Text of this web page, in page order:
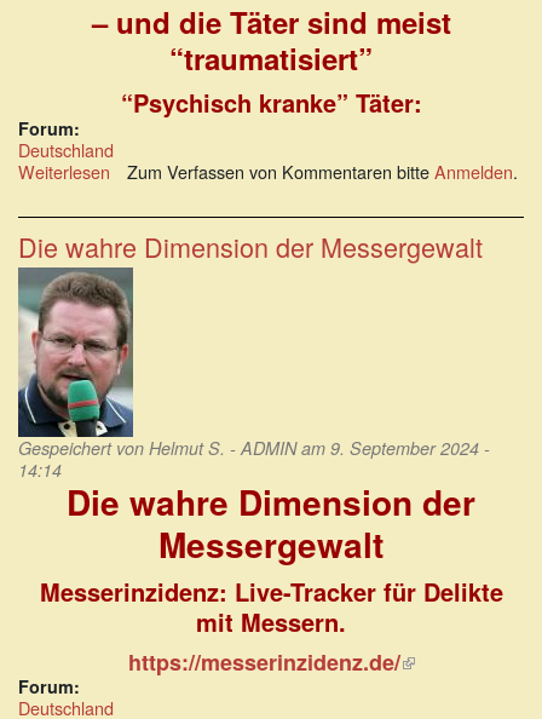
– und die Täter sind meist
“traumatisiert”
“Psychisch kranke” Täter:
Forum:
Deutschland
Weiterlesen über
wird
immer
“messer”
Zum Verfassen von Kommentaren bitteAnmelden.
Die wahre Dimension der Messergewalt
Gespeichert von Helmut S. - ADMINam 9. September 2024 -
14:14
Die wahre Dimension der
Messergewalt
Messerinzidenz: Live-Tracker für Delikte
mit Messern.
https://messerinzidenz.de/(Link
Forum:
Deutschland